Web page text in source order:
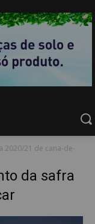
2020/21 de cana-de-
da safra